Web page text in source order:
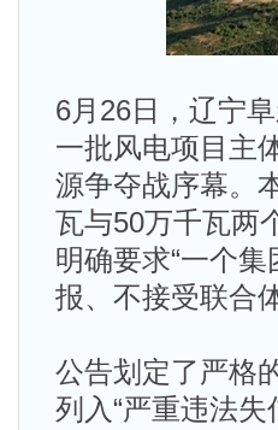
6月26日，辽宁
一批风电项目主
源争夺战序幕。
瓦与50万千瓦两
明确要求“一个
报、不接受联合体
公告划定了严格
列入“严重违法失